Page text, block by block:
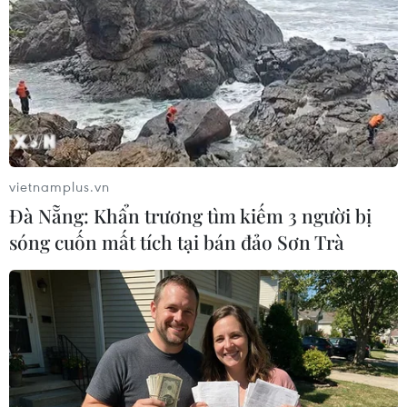
TIN LIÊN QUAN
vietnamplus.vn
Đà Nẵng: Khẩn trương tìm kiếm 3 người bị
sóng cuốn mất tích tại bán đảo Sơn Trà